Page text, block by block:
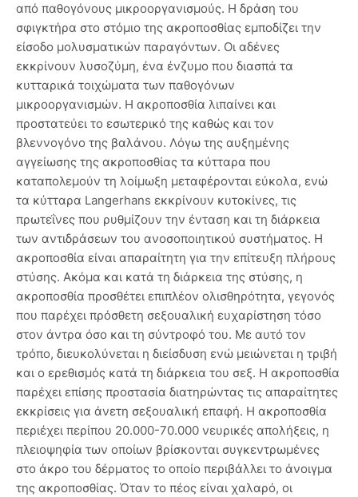
από παθογόνους μικροοργανισμούς. Η δράση του
σφιγκτήρα στο στόμιο της ακροποσθίας εμποδίζει την
είσοδο μολυσματικών παραγόντων. Οι αδένες
εκκρίνουν λυσοζύμη, ένα ένζυμο που διασπά τα
κυτταρικά τοιχώματα των παθογόνων
μικροοργανισμών. Η ακροποσθία λιπαίνει και
προστατεύει το εσωτερικό της καθώς και τον
βλεννογόνο της βαλάνου. Λόγω της αυξημένης
αγγείωσης της ακροποσθίας τα κύτταρα που
καταπολεμούν τη λοίμωξη μεταφέρονται εύκολα, ενώ
τα κύτταρα Langerhans εκκρίνουν κυτοκίνες, τις
πρωτεΐνες που ρυθμίζουν την ένταση και τη διάρκεια
των αντιδράσεων του ανοσοποιητικού συστήματος. Η
ακροποσθία είναι απαραίτητη για την επίτευξη πλήρους
στύσης. Ακόμα και κατά τη διάρκεια της στύσης, η
ακροποσθία προσθέτει επιπλέον ολισθηρότητα, γεγονός
που παρέχει πρόσθετη σεξουαλική ευχαρίστηση τόσο
στον άντρα όσο και τη σύντροφό του. Με αυτό τον
τρόπο, διευκολύνεται η διείσδυση ενώ μειώνεται η τριβή
και ο ερεθισμός κατά τη διάρκεια του σεξ. Η ακροποσθία
παρέχει επίσης προστασία διατηρώντας τις απαραίτητες
εκκρίσεις για άνετη σεξουαλική επαφή. Η ακροποσθία
περιέχει περίπου 20.000-70.000 νευρικές απολήξεις, η
πλειοψηφία των οποίων βρίσκονται συγκεντρωμένες
στο άκρο του δέρματος το οποίο περιβάλλει το άνοιγμα
της ακροποσθίας. Όταν το πέος είναι χαλαρό, οι